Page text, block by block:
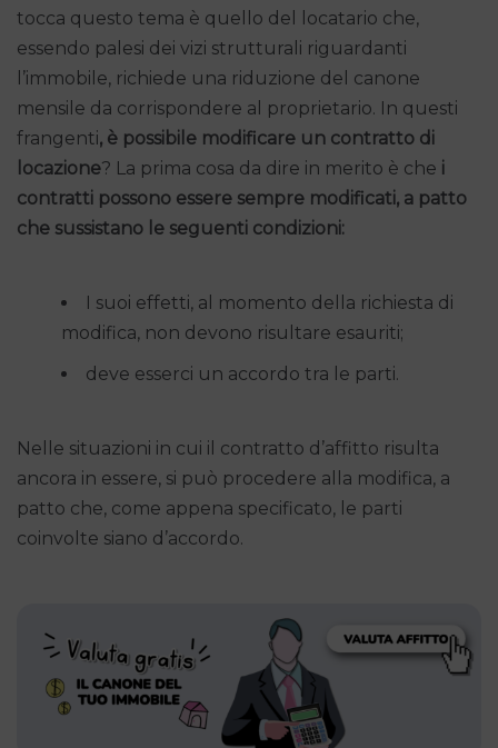
tocca questo tema è quello del locatario che,
essendo palesi dei vizi strutturali riguardanti
l’immobile, richiede una riduzione del canone
mensile da corrispondere al proprietario. In questi
frangenti, è possibile modificare un contratto di
locazione? La prima cosa da dire in merito è che i
contratti possono essere sempre modificati, a patto
che sussistano le seguenti condizioni:
I suoi effetti, al momento della richiesta di
modifica, non devono risultare esauriti;
deve esserci un accordo tra le parti.
Nelle situazioni in cui il contratto d’affitto risulta
ancora in essere, si può procedere alla modifica, a
patto che, come appena specificato, le parti
coinvolte siano d’accordo.